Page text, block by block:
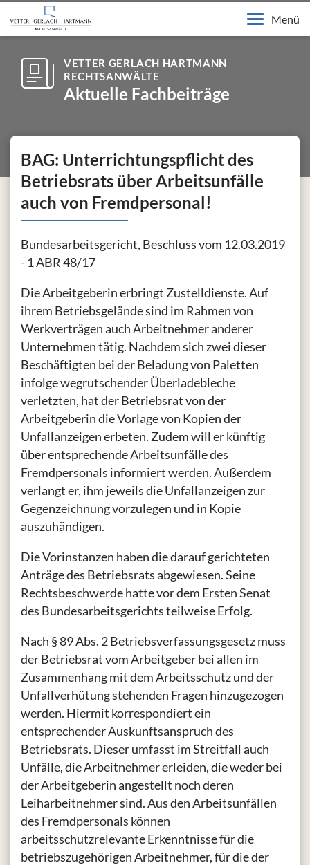
Menü
VETTER GERLACH HARTMANN
RECHTSANWÄLTE
Aktuelle Fachbeiträge
BAG: Unterrichtungspflicht des
Betriebsrats über Arbeitsunfälle
auch von Fremdpersonal!
Bundesarbeitsgericht, Beschluss vom 12.03.2019
- 1 ABR 48/17
Die Arbeitgeberin erbringt Zustelldienste. Auf
ihrem Betriebsgelände sind im Rahmen von
Werkverträgen auch Arbeitnehmer anderer
Unternehmen tätig. Nachdem sich zwei dieser
Beschäftigten bei der Beladung von Paletten
infolge wegrutschender Überladebleche
verletzten, hat der Betriebsrat von der
Arbeitgeberin die Vorlage von Kopien der
Unfallanzeigen erbeten. Zudem will er künftig
über entsprechende Arbeitsunfälle des
Fremdpersonals informiert werden. Außerdem
verlangt er, ihm jeweils die Unfallanzeigen zur
Gegenzeichnung vorzulegen und in Kopie
auszuhändigen.
Die Vorinstanzen haben die darauf gerichteten
Anträge des Betriebsrats abgewiesen. Seine
Rechtsbeschwerde hatte vor dem Ersten Senat
des Bundesarbeitsgerichts teilweise Erfolg.
Nach § 89 Abs. 2 Betriebsverfassungsgesetz muss
der Betriebsrat vom Arbeitgeber bei allen im
Zusammenhang mit dem Arbeitsschutz und der
Unfallverhütung stehenden Fragen hinzugezogen
werden. Hiermit korrespondiert ein
entsprechender Auskunftsanspruch des
Betriebsrats. Dieser umfasst im Streitfall auch
Unfälle, die Arbeitnehmer erleiden, die weder bei
der Arbeitgeberin angestellt noch deren
Leiharbeitnehmer sind. Aus den Arbeitsunfällen
des Fremdpersonals können
arbeitsschutzrelevante Erkenntnisse für die
betriebszugehörigen Arbeitnehmer, für die der